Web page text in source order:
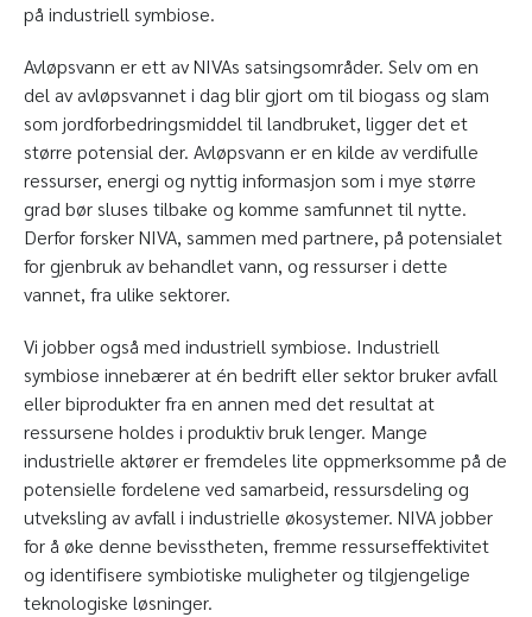
på industriell symbiose.
Avløpsvann er ett av NIVAs satsingsområder. Selv om en
del av avløpsvannet i dag blir gjort om til biogass og slam
som jordforbedringsmiddel til landbruket, ligger det et
større potensial der. Avløpsvann er en kilde av verdifulle
ressurser, energi og nyttig informasjon som i mye større
grad bør sluses tilbake og komme samfunnet til nytte.
Derfor forsker NIVA, sammen med partnere, på potensialet
for gjenbruk av behandlet vann, og ressurser i dette
vannet, fra ulike sektorer.
Vi jobber også med industriell symbiose. Industriell
symbiose innebærer at én bedrift eller sektor bruker avfall
eller biprodukter fra en annen med det resultat at
ressursene holdes i produktiv bruk lenger. Mange
industrielle aktører er fremdeles lite oppmerksomme på de
potensielle fordelene ved samarbeid, ressursdeling og
utveksling av avfall i industrielle økosystemer. NIVA jobber
for å øke denne bevisstheten, fremme ressurseffektivitet
og identifisere symbiotiske muligheter og tilgjengelige
teknologiske løsninger.